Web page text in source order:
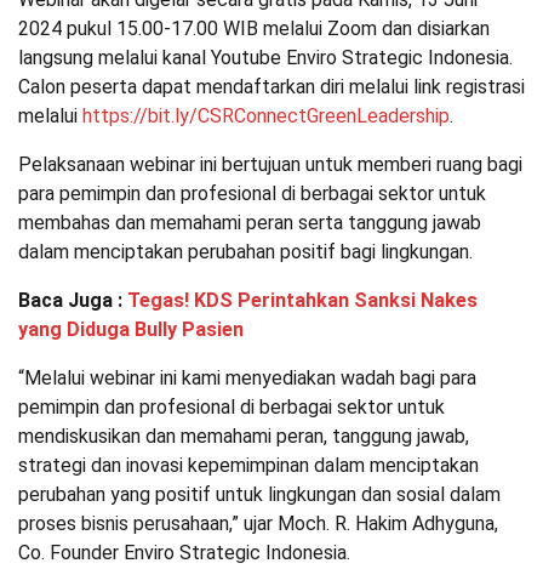
2024 pukul 15.00-17.00 WIB melalui Zoom dan disiarkan
langsung melalui kanal Youtube Enviro Strategic Indonesia.
Calon peserta dapat mendaftarkan diri melalui link registrasi
melalui https://bit.ly/CSRConnectGreenLeadership.
Pelaksanaan webinar ini bertujuan untuk memberi ruang bagi
para pemimpin dan profesional di berbagai sektor untuk
membahas dan memahami peran serta tanggung jawab
dalam menciptakan perubahan positif bagi lingkungan.
Baca Juga : Tegas! KDS Perintahkan Sanksi Nakes
yang Diduga Bully Pasien
“Melalui webinar ini kami menyediakan wadah bagi para
pemimpin dan profesional di berbagai sektor untuk
mendiskusikan dan memahami peran, tanggung jawab,
strategi dan inovasi kepemimpinan dalam menciptakan
perubahan yang positif untuk lingkungan dan sosial dalam
proses bisnis perusahaan,” ujar Moch. R. Hakim Adhyguna,
Co. Founder Enviro Strategic Indonesia.